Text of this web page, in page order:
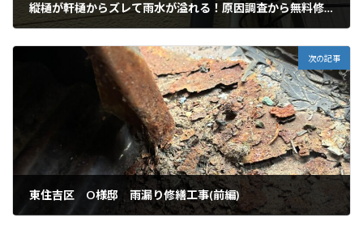
縦樋が軒樋からズレて雨水が溢れる！原因調査から無料修理まで
次の記事
東住吉区 O様邸 雨漏り修繕工事(前編)